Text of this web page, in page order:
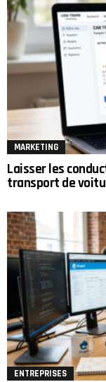
MARKETING
Laisser les
transport de
ENTREPRISES